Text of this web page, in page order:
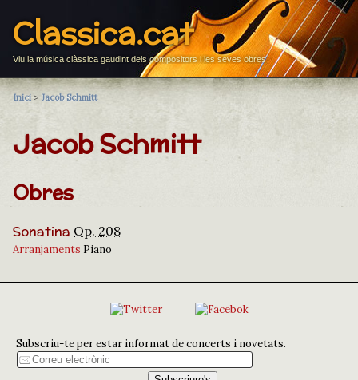
Classica.cat
Viu la música clàssica gaudint dels compositors i les seves obres
Inici > Jacob Schmitt
Jacob Schmitt
Obres
Sonatina Op. 208
Arranjaments Piano
Subscriu-te per estar informat de concerts i novetats.